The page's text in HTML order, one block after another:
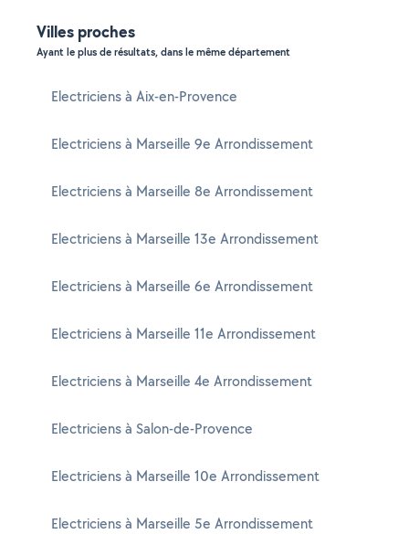
Villes proches
Ayant le plus de résultats, dans le même département
Electriciens à Aix-en-Provence
Electriciens à Marseille 9e Arrondissement
Electriciens à Marseille 8e Arrondissement
Electriciens à Marseille 13e Arrondissement
Electriciens à Marseille 6e Arrondissement
Electriciens à Marseille 11e Arrondissement
Electriciens à Marseille 4e Arrondissement
Electriciens à Salon-de-Provence
Electriciens à Marseille 10e Arrondissement
Electriciens à Marseille 5e Arrondissement